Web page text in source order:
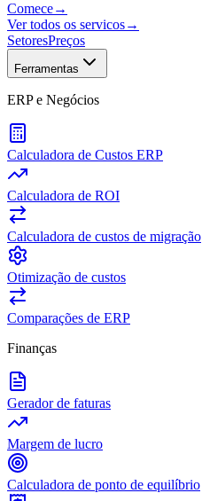
Comece→
Ver todos os servicos→
SetoresPreços
Ferramentas
ERP e Negócios
Calculadora de Custos ERP
Calculadora de ROI
Calculadora de custos de migração
Otimização de custos
Comparações de ERP
Finanças
Gerador de faturas
Margem de lucro
Calculadora de ponto de equilíbrio